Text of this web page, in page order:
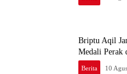
Briptu Aqil
Medali Perak
Berita 10